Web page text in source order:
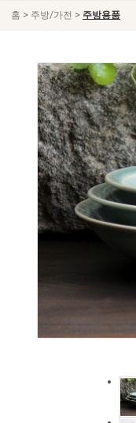
홈 > 주방/가전 > 주방용품